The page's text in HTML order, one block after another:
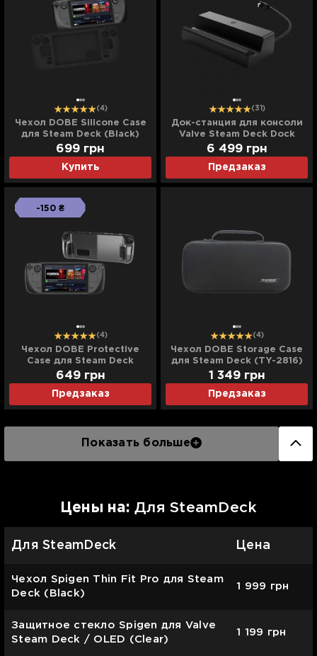
(4)
Чехол DOBE Silicone Case
для Steam Deck (Black)
Купить
699 грн
(31)
Док-станция для консоли
Valve Steam Deck Dock
Предзаказ
6 499 грн
-150 ₴
(4)
Чехол DOBE Protective
Case для Steam Deck
(Transparent)
Предзаказ
649 грн
(4)
Чехол DOBE Storage Case
для Steam Deck (TY-2816)
Предзаказ
1 349 грн
Показать больше
Цены на: Для SteamDeck
Для SteamDeck Цена
Чехол Spigen Thin Fit Pro для Steam
Deck (Black)
1 999 грн
Защитное стекло Spigen для Valve
Steam Deck / OLED (Clear)
1 199 грн